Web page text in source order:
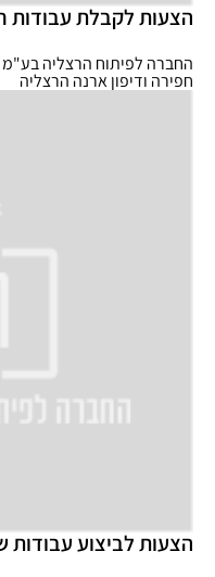
הצעות לקבלת עבודות
החברה לפיתוח הרצליה בע"מ
חפירה ודיפון ארנה הרצליה
הצעות לביצוע עבודות